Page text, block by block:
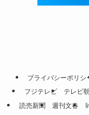
プライバシーポリシ
フジテレビ
テレビ
読売新聞
週刊文春